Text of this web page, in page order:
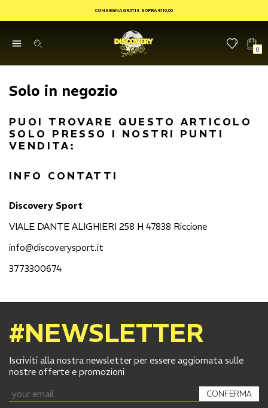
CONSEGNA GRATIS SOPRA €110,00
0
Solo in negozio
PUOI TROVARE QUESTO ARTICOLO
SOLO PRESSO I NOSTRI PUNTI
VENDITA:
INFO CONTATTI
Discovery Sport
VIALE DANTE ALIGHIERI 258 H 47838 Riccione
info@discoverysport.it
3773300674
#NEWSLETTER
Iscriviti alla nostra newsletter per essere aggiornata sulle
nostre offerte e promozioni
CONFERMA